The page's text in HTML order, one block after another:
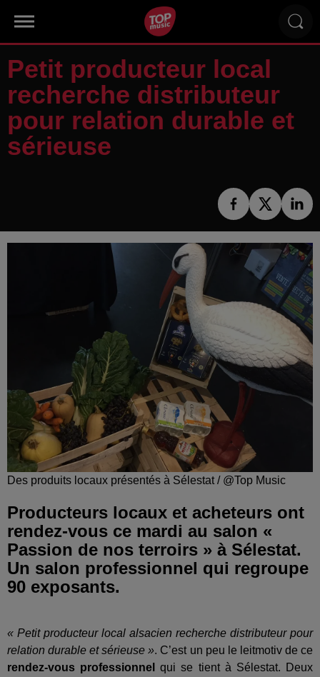
Petit producteur local
recherche distributeur
pour relation durable et
sérieuse
Des produits locaux présentés à Sélestat / @Top Music
Producteurs locaux et acheteurs ont
rendez-vous ce mardi au salon «
Passion de nos terroirs » à Sélestat.
Un salon professionnel qui regroupe
90 exposants.
« Petit producteur local alsacien recherche distributeur pour
relation durable et sérieuse ». C’est un peu le leitmotiv de ce
rendez-vous professionnel
qui se tient à Sélestat. Deux